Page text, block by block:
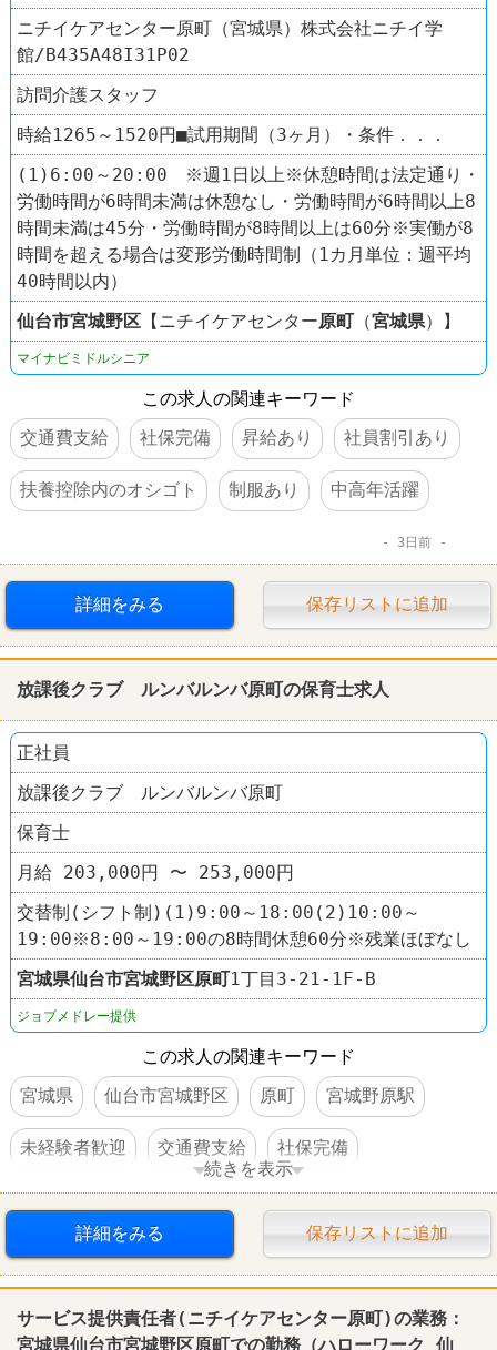
ニチイケアセンター原町（宮城県）株式会社ニチイ学
館/B435A48I31P02
訪問介護スタッフ
時給1265～1520円■試用期間（3ヶ月）・条件．．．
(1)6:00～20:00 ※週1日以上※休憩時間は法定通り・
労働時間が6時間未満は休憩なし・労働時間が6時間以上8
時間未満は45分・労働時間が8時間以上は60分※実働が8
時間を超える場合は変形労働時間制（1カ月単位：週平均
40時間以内）
仙台市宮城野区 【ニチイケアセンター原町（宮城県）】
マイナビミドルシニア
この求人の関連キーワード
交通費支給
社保完備 昇給あり 社員割引あり
扶養控除内のオシゴト 制服あり 中高年活躍
3日前
詳細をみる 保存リストに追加
放課後クラブ ルンバルンバ原町の保育士求人
正社員
放課後クラブ ルンバルンバ原町
保育士
月給 203,000円 〜 253,000円
交替制(シフト制)(1)9:00～18:00(2)10:00～
19:00※8:00～19:00の8時間休憩60分※残業ほぼなし
宮城県仙台市宮城野区原町1丁目3-21-1F-B
ジョブメドレー提供
この求人の関連キーワード
宮城県
仙台市宮城野区 原町 宮城野原駅
未経験者歓迎 交通費支給 社保完備
車・バイク通勤可
続きを表示
詳細をみる 保存リストに追加
サービス提供責任者(ニチイケアセンター原町)の業務：
宮城県仙台市宮城野区原町での勤務（ハローワーク 仙